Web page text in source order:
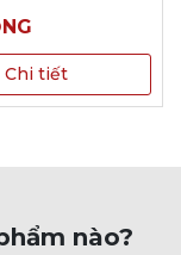
Chi tiết
nào?